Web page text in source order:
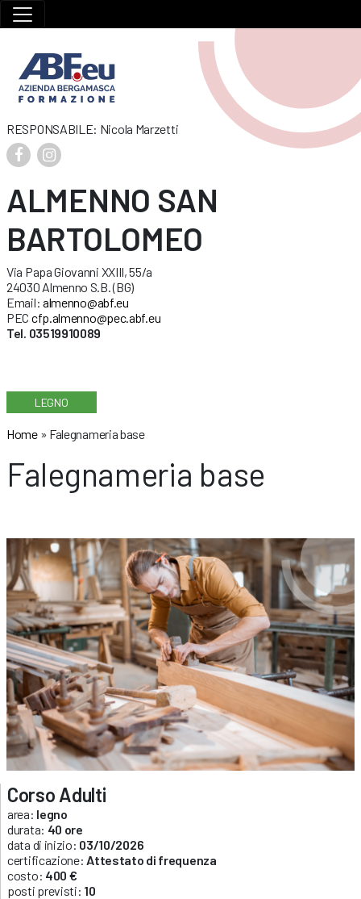
RESPONSABILE: Nicola Marzetti
ALMENNO SAN
BARTOLOMEO
Via Papa Giovanni XXIII, 55/a
24030 Almenno S.B. (BG)
Email: almenno@abf.eu
PEC cfp.almenno@pec.abf.eu
Tel. 03519910089
LEGNO
Home» Falegnameria base
Falegnameria base
Corso Adulti
area: legno
durata: 40 ore
data di inizio: 03/10/2026
certificazione: Attestato di frequenza
costo: 400 €
posti previsti: 10